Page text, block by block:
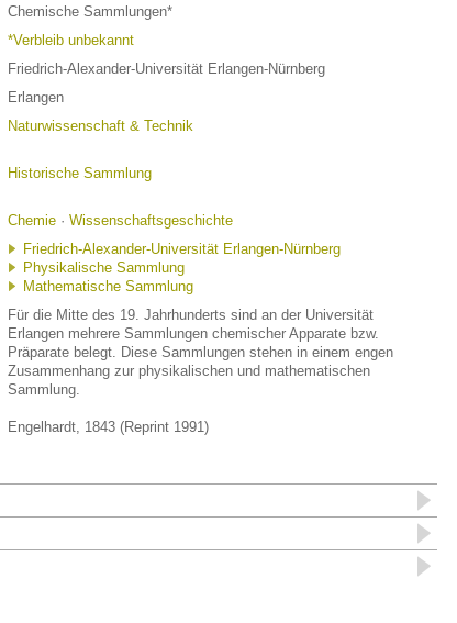
Chemische Sammlungen*
*Verbleib unbekannt
Friedrich-Alexander-Universität Erlangen-Nürnberg
Erlangen
Naturwissenschaft & Technik
Historische Sammlung
Chemie · Wissenschaftsgeschichte
Friedrich-Alexander-Universität Erlangen-Nürnberg
Physikalische Sammlung
Mathematische Sammlung
Für die Mitte des 19. Jahrhunderts sind an der Universität
Erlangen mehrere Sammlungen chemischer Apparate bzw.
Präparate belegt. Diese Sammlungen stehen in einem engen
Zusammenhang zur physikalischen und mathematischen
Sammlung.
Engelhardt, 1843 (Reprint 1991)